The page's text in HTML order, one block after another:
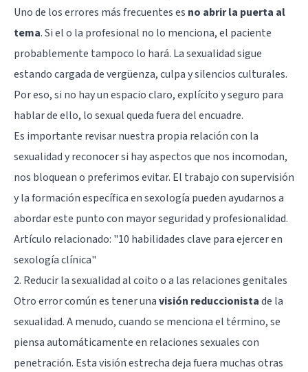
Uno de los errores más frecuentes es no abrir la puerta al
tema. Si el o la profesional no lo menciona, el paciente
probablemente tampoco lo hará. La sexualidad sigue
estando cargada de vergüenza, culpa y silencios culturales.
Por eso, si no hay un espacio claro, explícito y seguro para
hablar de ello, lo sexual queda fuera del encuadre.
Es importante revisar nuestra propia relación con la
sexualidad y reconocer si hay aspectos que nos incomodan,
nos bloquean o preferimos evitar. El trabajo con supervisión
y la formación específica en sexología pueden ayudarnos a
abordar este punto con mayor seguridad y profesionalidad.
Artículo relacionado: "10 habilidades clave para ejercer en
sexología clínica"
2. Reducir la sexualidad al coito o a las relaciones genitales
Otro error común es tener unavisión reduccionistade la
sexualidad. A menudo, cuando se menciona el término, se
piensa automáticamente en relaciones sexuales con
penetración. Esta visión estrecha deja fuera muchas otras